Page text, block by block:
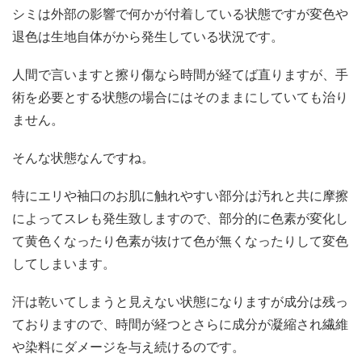
シミは外部の影響で何かが付着している状態ですが変色や
退色は生地自体がから発生している状況です。
人間で言いますと擦り傷なら時間が経てば直りますが、手
術を必要とする状態の場合にはそのままにしていても治り
ません。
そんな状態なんですね。
特にエリや袖口のお肌に触れやすい部分は汚れと共に摩擦
によってスレも発生致しますので、部分的に色素が変化し
て黄色くなったり色素が抜けて色が無くなったりして変色
してしまいます。
汗は乾いてしまうと見えない状態になりますが成分は残っ
ておりますので、時間が経つとさらに成分が凝縮され繊維
や染料にダメージを与え続けるのです。